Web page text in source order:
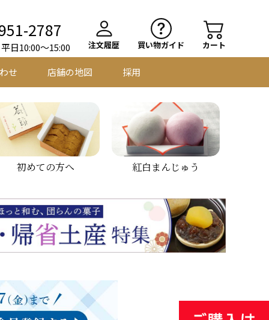
2787
日10:00～15:00 注文履歴 買い物ガイド カート
せ 店舗の地図 採用
初めての方へ 紅白まんじゅう